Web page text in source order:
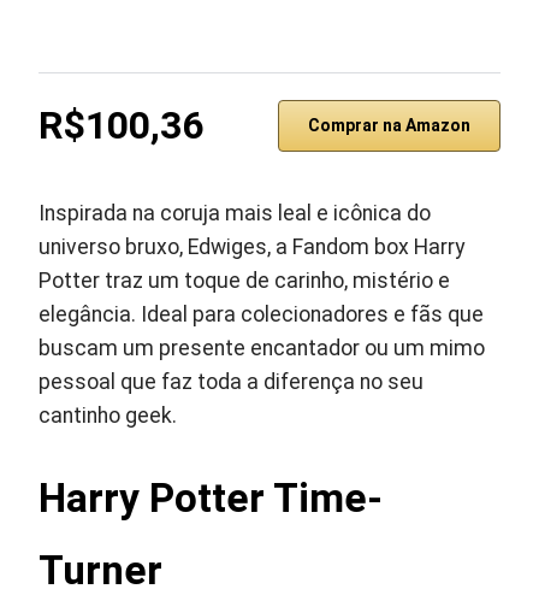
R$100,36 Comprar na Amazon
Inspirada na coruja mais leal e icônica do
universo bruxo, Edwiges, a Fandom box Harry
Potter traz um toque de carinho, mistério e
elegância. Ideal para colecionadores e fãs que
buscam um presente encantador ou um mimo
pessoal que faz toda a diferença no seu
cantinho geek.
Harry Potter Time-
Turner